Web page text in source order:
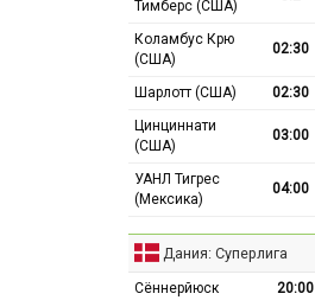
Тимберс (США)
Коламбус Крю
(США)
02:30
Шарлотт (США) 02:30
Цинциннати
(США)
03:00
УАНЛ Тигрес
(Мексика)
04:00
Дания: Суперлига
Сённерйюск 20:00